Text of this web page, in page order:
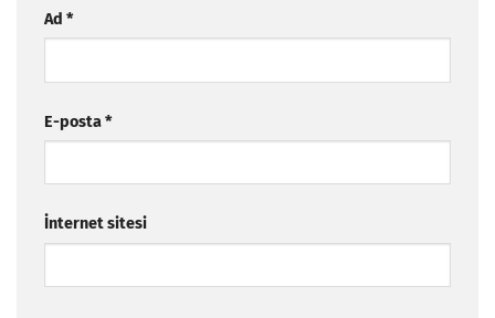
Ad *
E-posta*
İnternet sitesi